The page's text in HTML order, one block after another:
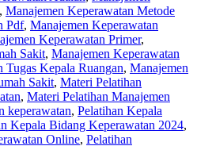
, Manajemen Keperawatan Metode
Pdf, Manajemen Keperawatan
Keperawatan Primer,
Sakit, Manajemen Keperawatan
Tugas Kepala Ruangan, Manajemen
Sakit, Materi Pelatihan
, Materi Pelatihan Manajemen
keperawatan, Pelatihan Kepala
Kepala Bidang Keperawatan 2024,
Online, Pelatihan